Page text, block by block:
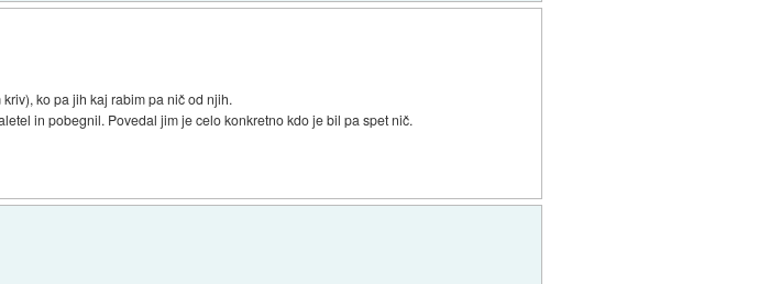
ko pa jih kaj rabim pa nič od njih.
in pobegnil. Povedal jim je celo konkretno kdo je bil pa spet nič.